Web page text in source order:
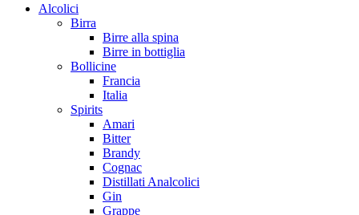
Alcolici
Birra
Birre alla spina
Birre in bottiglia
Bollicine
Francia
Italia
Spirits
Amari
Bitter
Brandy
Cognac
Distillati Analcolici
Gin
Grappe